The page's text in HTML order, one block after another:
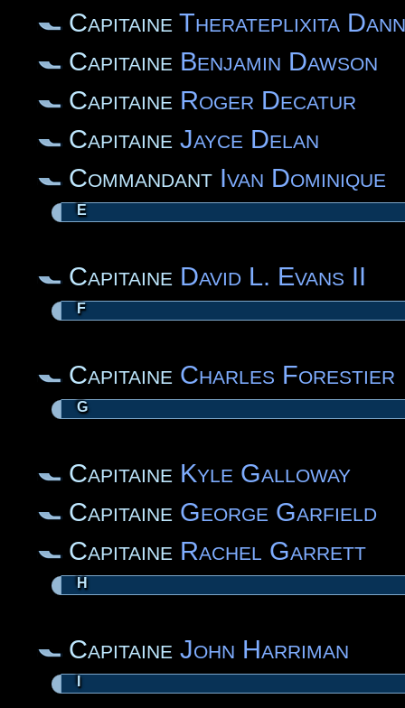
Capitaine Therateplixita
Capitaine Benjamin Dawson
Capitaine Roger Decatur
Capitaine Jayce Delan
Commandant Ivan Dominique
E
Capitaine David L. Evans II
F
Capitaine Charles Forestier
G
Capitaine Kyle Galloway
Capitaine George Garfield
Capitaine Rachel Garrett
H
Capitaine John Harriman
I